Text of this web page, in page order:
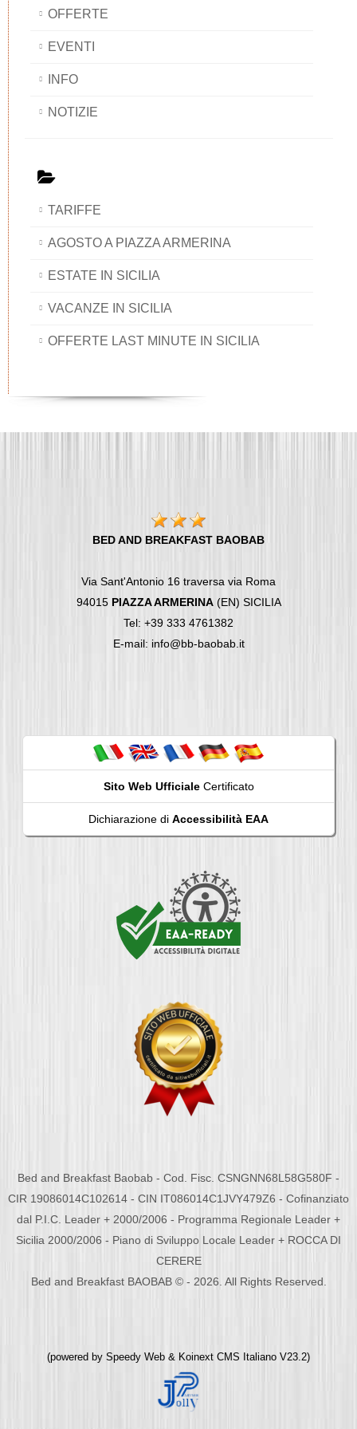
OFFERTE
EVENTI
INFO
NOTIZIE
TARIFFE
AGOSTO A PIAZZA ARMERINA
ESTATE IN SICILIA
VACANZE IN SICILIA
OFFERTE LAST MINUTE IN SICILIA
BED AND BREAKFAST BAOBAB
Via Sant'Antonio 16 traversa via Roma
94015 PIAZZA ARMERINA(EN) SICILIA
Tel: +39 333 4761382
E-mail: info@bb-baobab.it
Sito Web UfficialeCertificato
Dichiarazione di Accessibilità EAA
Bed and Breakfast Baobab - Cod. Fisc. CSNGNN68L58G580F -
CIR 19086014C102614 - CIN IT086014C1JVY479Z6 - Cofinanziato
dal P.I.C. Leader + 2000/2006 - Programma Regionale Leader +
Sicilia 2000/2006 - Piano di Sviluppo Locale Leader + ROCCA DI
CERERE
Bed and Breakfast BAOBAB © - 2026. All Rights Reserved.
(powered by Speedy Web & Koinext CMS Italiano V23.2)